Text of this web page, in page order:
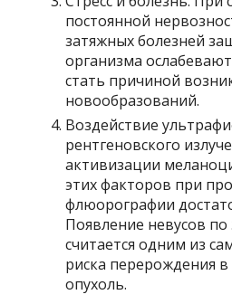
постоянной
затяжных болезней
организма
стать причиной
новообразований.
Воздействие
рентгеновского
активизации
этих факторов при
флюорографии
Появление невусов
считается одним из
риска перерождения
опухоль.